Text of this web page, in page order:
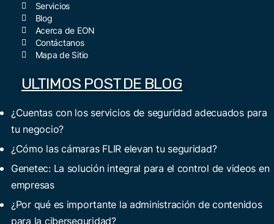
Servicios
Blog
Acerca de EON
Contáctanos
Mapa de Sitio
ULTIMOS POST DE BLOG
¿Cuentas con los servicios de seguridad adecuados para
tu negocio?
¿Cómo las cámaras FLIR elevan tu seguridad?
Genetec: La solución integral para el control de videos en
empresas
¿Por qué es importante la administración de contenidos
para la ciberseguridad?